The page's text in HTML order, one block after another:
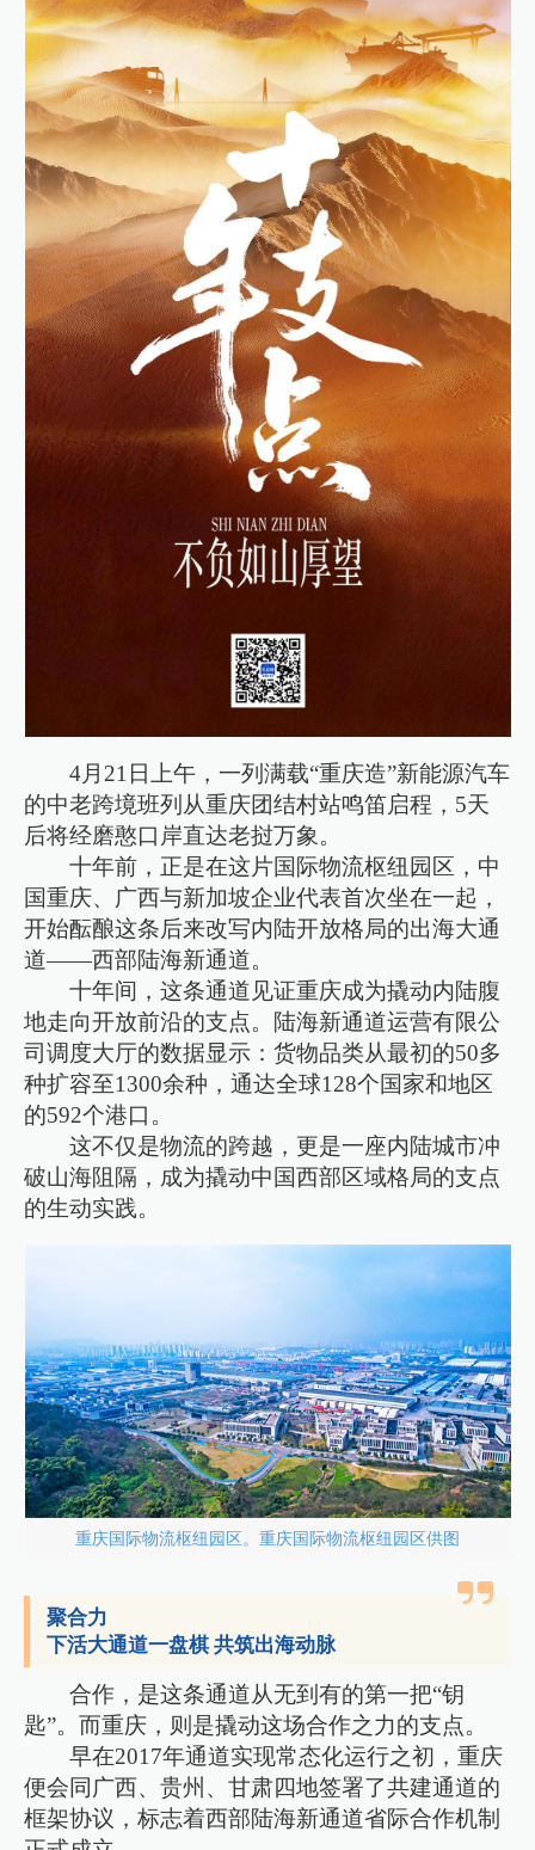
4月21日上午，一列满载“重庆造”新能源汽车
的中老跨境班列从重庆团结村站鸣笛启程，5天
后将经磨憨口岸直达老挝万象。
十年前，正是在这片国际物流枢纽园区，中
国重庆、广西与新加坡企业代表首次坐在一起，
开始酝酿这条后来改写内陆开放格局的出海大通
道——西部陆海新通道。
十年间，这条通道见证重庆成为撬动内陆腹
地走向开放前沿的支点。陆海新通道运营有限公
司调度大厅的数据显示：货物品类从最初的50多
种扩容至1300余种，通达全球128个国家和地区
的592个港口。
这不仅是物流的跨越，更是一座内陆城市冲
破山海阻隔，成为撬动中国西部区域格局的支点
的生动实践。
重庆国际物流枢纽园区。重庆国际物流枢纽园区供图
聚合力
下活大通道一盘棋 共筑出海动脉
合作，是这条通道从无到有的第一把“钥
匙”。而重庆，则是撬动这场合作之力的支点。
早在2017年通道实现常态化运行之初，重庆
便会同广西、贵州、甘肃四地签署了共建通道的
框架协议，标志着西部陆海新通道省际合作机制